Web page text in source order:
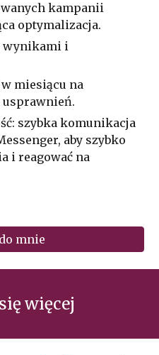
kampanii
optymalizacja.
wynikami i
miesiącu na
szybka komunikacja
aby szybko
i reagować na
mnie
więcej